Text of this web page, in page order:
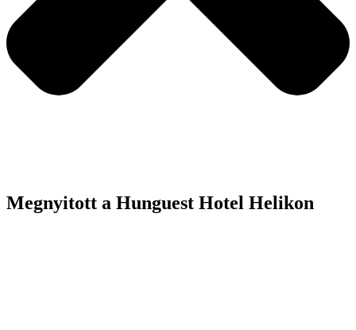
Megnyitott a Hunguest Hotel Helikon